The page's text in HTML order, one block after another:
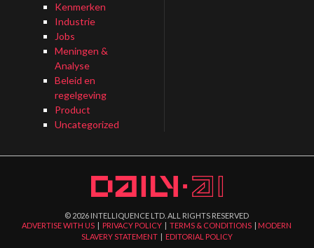
Kenmerken
Industrie
Jobs
Meningen &
Analyse
Beleid en
regelgeving
Product
Uncategorized
© 2026 INTELLIQUENCE LTD. ALL RIGHTS RESERVED
ADVERTISE WITH US | PRIVACY POLICY |TERMS & CONDITIONS | MODERN
SLAVERY STATEMENT| EDITORIAL POLICY